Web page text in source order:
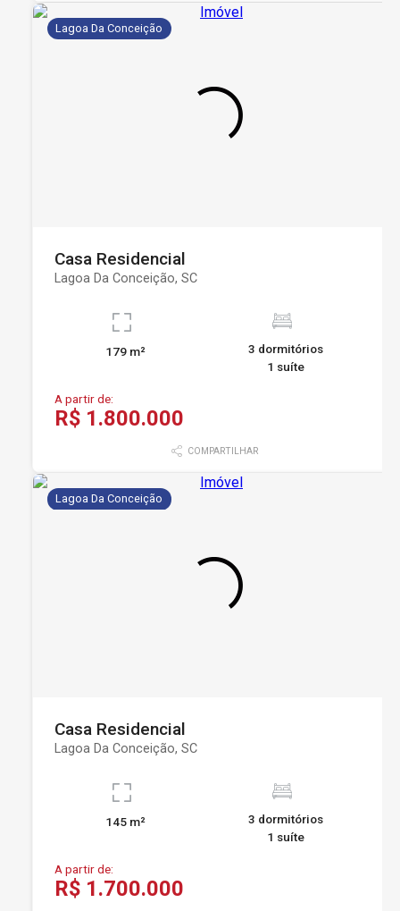
Lagoa Da Conceição
Casa Residencial
Lagoa Da Conceição, SC
179 m²
3 dormitórios
1 suíte
A partir de:
R$ 1.800.000
COMPARTILHAR
Lagoa Da Conceição
Casa Residencial
Lagoa Da Conceição, SC
145 m²
3 dormitórios
1 suíte
A partir de:
R$ 1.700.000